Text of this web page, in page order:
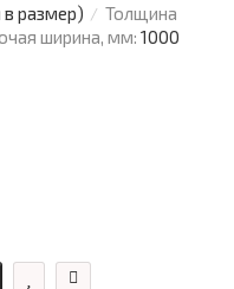
размер)
Толщина
ширина, мм: 1000